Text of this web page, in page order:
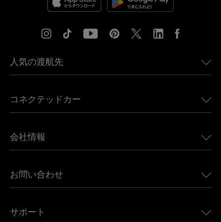
人気の渡航先
ヨーロッパ向けeSIM
カナダ向けeSIM
アフリカ向けeSIM
すべての目的地を見る
コネクテッドカー
Land Rover向けUbigi
Jeep向けUbigi
Mini向けUbigi
会社情報
Ubigi関連プレス
Ubigiアプリ
お問い合わせ
アフェリエイトプログラム
サポート